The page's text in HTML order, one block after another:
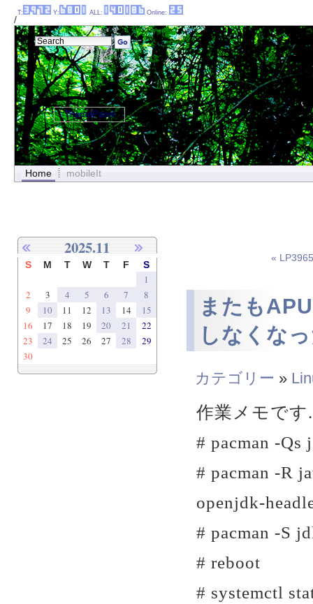
/
Home mobileIt
«
またも
しなくな
カテゴリー »
作業メモです
# pacman -Qs
# pacman -R
openjdk-
# pacman -S
# reboot
# systemctl
2025.11
S M T W T F S
1
2
3 4 5 6 7
8
9
10 11 12 13 14
15
16
17 18 19 20 21
22
23
24 25 26 27 28
29
30
T: Y: ALL: Online:
ThemePanel